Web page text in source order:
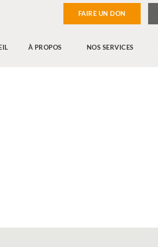
FAIRE UN DON
À PROPOS NOS SERVICES